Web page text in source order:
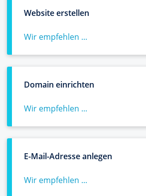
Website erstellen
Wir empfehlen ...
Domain einrichten
Wir empfehlen ...
E-Mail-Adresse anlegen
Wir empfehlen ...